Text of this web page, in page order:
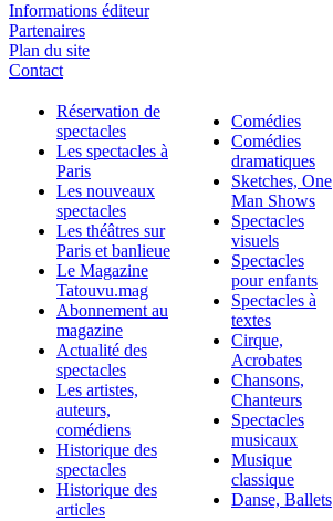
Informations éditeur
Partenaires
Plan du site
Contact
Réservation de
spectacles
Les spectacles à
Paris
Les nouveaux
spectacles
Les théâtres sur
Paris et banlieue
Le Magazine
Tatouvu.mag
Abonnement au
magazine
Actualité des
spectacles
Les artistes,
auteurs,
comédiens
Historique des
spectacles
Historique des
articles
Comédies
Comédies
dramatiques
Sketches, One
Man Shows
Spectacles
visuels
Spectacles
pour enfants
Spectacles à
textes
Cirque,
Acrobates
Chansons,
Chanteurs
Spectacles
musicaux
Musique
classique
Danse, Ballets